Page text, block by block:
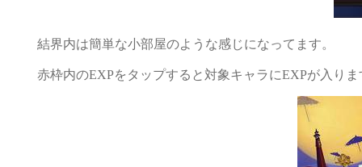
結界内は簡単な小部屋のような感じになってます。
赤枠内のEXPをタップすると対象キャラにEXPが入りま